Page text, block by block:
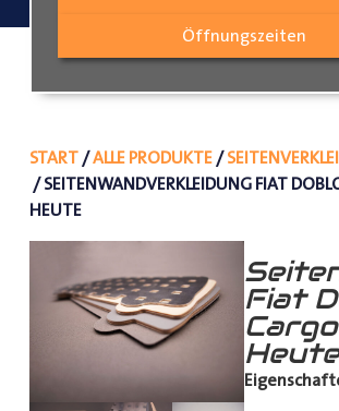
Öffnungszeiten
START/ALLE PRODUKTE/
/ SEITENWANDVERKLEIDUNG FIAT
HEUTE
Fiat
Heute